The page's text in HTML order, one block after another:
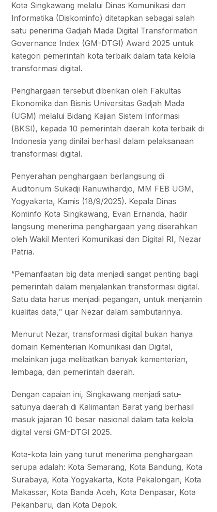
Kota Singkawang melalui Dinas Komunikasi dan
Informatika (Diskominfo) ditetapkan sebagai salah
satu penerima Gadjah Mada Digital Transformation
Governance Index (GM-DTGI) Award 2025 untuk
kategori pemerintah kota terbaik dalam tata kelola
transformasi digital.
Penghargaan tersebut diberikan oleh Fakultas
Ekonomika dan Bisnis Universitas Gadjah Mada
(UGM) melalui Bidang Kajian Sistem Informasi
(BKSI), kepada 10 pemerintah daerah kota terbaik di
Indonesia yang dinilai berhasil dalam pelaksanaan
transformasi digital.
Penyerahan penghargaan berlangsung di
Auditorium Sukadji Ranuwihardjo, MM FEB UGM,
Yogyakarta, Kamis (18/9/2025). Kepala Dinas
Kominfo Kota Singkawang, Evan Ernanda, hadir
langsung menerima penghargaan yang diserahkan
oleh Wakil Menteri Komunikasi dan Digital RI, Nezar
Patria.
“Pemanfaatan big data menjadi sangat penting bagi
pemerintah dalam menjalankan transformasi digital.
Satu data harus menjadi pegangan, untuk menjamin
kualitas data,” ujar Nezar dalam sambutannya.
Menurut Nezar, transformasi digital bukan hanya
domain Kementerian Komunikasi dan Digital,
melainkan juga melibatkan banyak kementerian,
lembaga, dan pemerintah daerah.
Dengan capaian ini, Singkawang menjadi satu-
satunya daerah di Kalimantan Barat yang berhasil
masuk jajaran 10 besar nasional dalam tata kelola
digital versi GM-DTGI 2025.
Kota-kota lain yang turut menerima penghargaan
serupa adalah: Kota Semarang, Kota Bandung, Kota
Surabaya, Kota Yogyakarta, Kota Pekalongan, Kota
Makassar, Kota Banda Aceh, Kota Denpasar, Kota
Pekanbaru, dan Kota Depok.